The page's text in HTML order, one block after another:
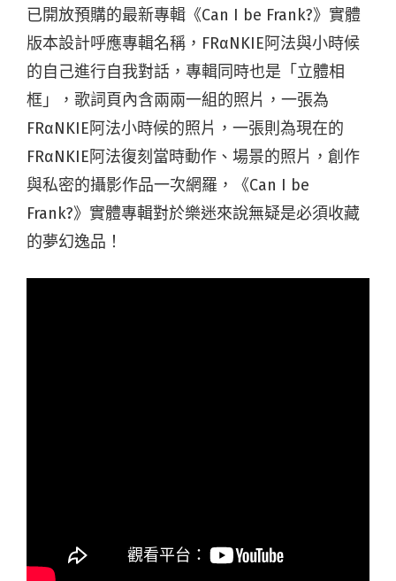
已開放預購的最新專輯《Can I be Frank?》實體
版本設計呼應專輯名稱，FRαNKIE阿法與小時候
的自己進行自我對話，專輯同時也是「立體相
框」，歌詞頁內含兩兩一組的照片，一張為
FRαNKIE阿法小時候的照片，一張則為現在的
FRαNKIE阿法復刻當時動作、場景的照片，創作
與私密的攝影作品一次網羅，《Can I be
Frank?》實體專輯對於樂迷來說無疑是必須收藏
的夢幻逸品！